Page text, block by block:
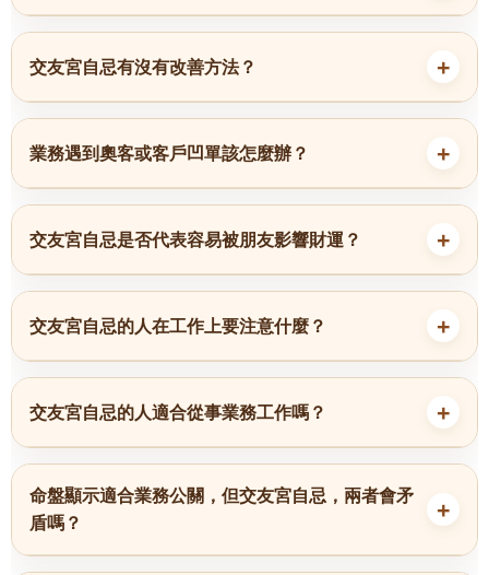
交友宮自忌有沒有改善方法？
業務遇到奧客或客戶凹單該怎麼辦？
交友宮自忌是否代表容易被朋友影響財運？
交友宮自忌的人在工作上要注意什麼？
交友宮自忌的人適合從事業務工作嗎？
命盤顯示適合業務公關，但交友宮自忌，兩者會矛
盾嗎？